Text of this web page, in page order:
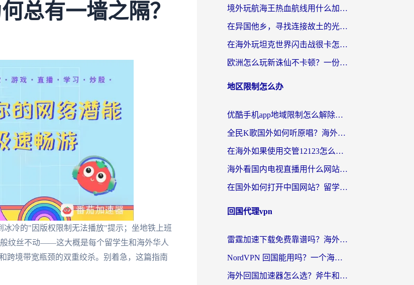
总有一墙之隔？
冷的"因版权限制无法播放"提示；坐地铁上班
纹丝不动——这大概是每个留学生和海外华人
跨境带宽瓶颈的双重绞杀。别着急，这篇指南
境外玩航海王热血航线用什么加速器？2026海外玩家实测最优方案（附欧洲问道堡垒前线加速技巧）
在异国他乡，寻找连接故土的光明大陆免费加速器
在海外玩坦克世界闪击战很卡怎么办？老玩家亲测有效的加速器选择指南
欧洲怎么玩新诛仙不卡顿？一份给海外游子的国服游戏畅玩指南
地区限制怎么办
优酷手机app地域限制怎么解除？海外党亲测有效的追剧方案
全民K歌国外如何听原唱？海外党亲测有效的回国加速器选择指南
在海外如果使用交管12123怎么处理？留学生亲测有效的回国加速方案
海外看国内电视直播用什么网站比较好？一篇解决你所有追剧难题的实用指南
在国外如何打开中国网站？留学生与海外华人的无缝访问指南
回国代理vpn
雷霆加速下载免费靠谱吗？海外党选回国加速器的避坑指南（附热门工具对比）
NordVPN 回国能用吗？一个海外用户必须面对的真实困境
海外回国加速器怎么选？斧牛和海龟哪个好？一篇帮你避开坑的实用指南